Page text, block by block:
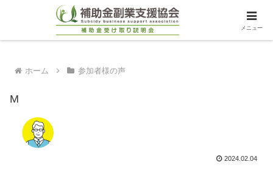
ホーム 参加者様の声
M
2024.02.04
メニュー